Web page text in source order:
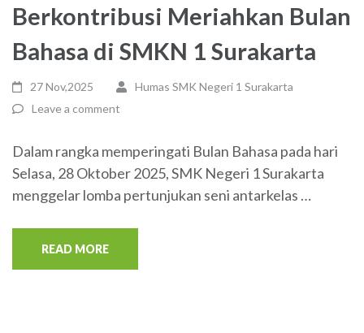
Berkontribusi Meriahkan Bulan
Bahasa di SMKN 1 Surakarta
27 Nov,2025
Humas SMK Negeri 1 Surakarta
Leave a comment
Dalam rangka memperingati Bulan Bahasa pada hari
Selasa, 28 Oktober 2025, SMK Negeri 1 Surakarta
menggelar lomba pertunjukan seni antarkelas …
READ MORE